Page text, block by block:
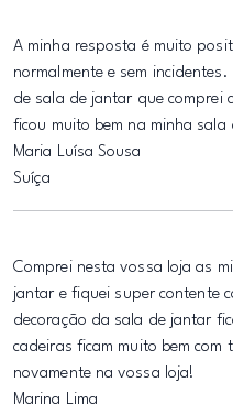
A minha resposta é muito
normalmente e sem
de sala de jantar que comprei
ficou muito bem na minha sala
Maria Luísa Sousa
Suíça
Comprei nesta vossa loja as
jantar e fiquei super contente
decoração da sala de jantar
cadeiras ficam muito bem
novamente na vossa loja!
Marina Lima